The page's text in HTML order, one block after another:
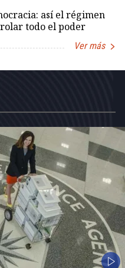
así el régimen
todo el poder
Ver más